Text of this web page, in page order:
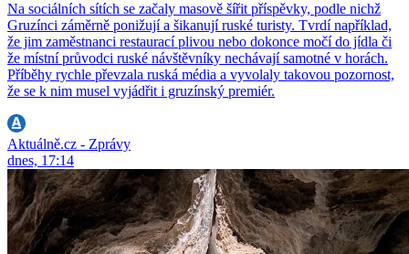
Na sociálních sítích se začaly masově šířit příspěvky, podle nichž
Gruzínci záměrně ponižují a šikanují ruské turisty. Tvrdí například,
že jim zaměstnanci restaurací plivou nebo dokonce močí do jídla či
že místní průvodci ruské návštěvníky nechávají samotné v horách.
Příběhy rychle převzala ruská média a vyvolaly takovou pozornost,
že se k nim musel vyjádřit i gruzínský premiér.
Aktuálně.cz - Zprávy
dnes, 17:14